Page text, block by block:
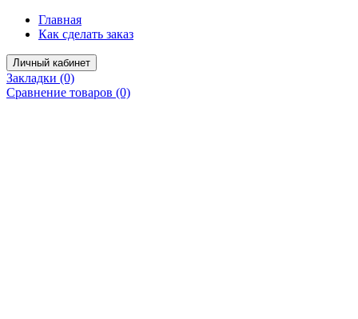
Главная
Как сделать заказ
Личный кабинет
Закладки (0)
Сравнение товаров (0)